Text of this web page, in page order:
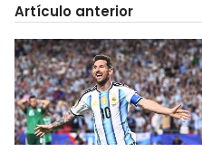
Artículo anterior